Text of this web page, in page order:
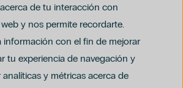
de tu interacción con
y nos permite recordarte.
información con el fin de mejorar
tu experiencia de navegación y
analíticas y métricas acerca de